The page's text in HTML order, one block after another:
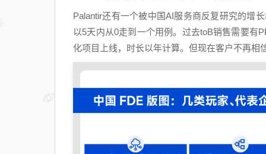
Palantir还有一个被中国AI服务商反复研究的增
以5天内从0走到一个用例。过去toB销售需要有
化项目上线，时长以年计算。但现在客户不再相